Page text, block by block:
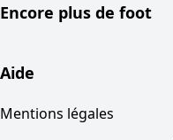
Encore plus de foot
Aide
Mentions légales